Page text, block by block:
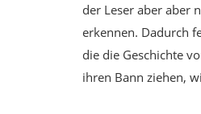
der Leser aber aber
erkennen. Dadurch
die die Geschichte
ihren Bann ziehen,